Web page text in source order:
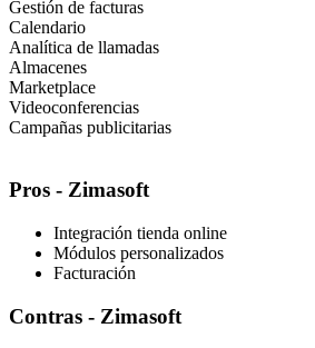
Gestión de facturas
Calendario
Analítica de llamadas
Almacenes
Marketplace
Videoconferencias
Campañas publicitarias
Pros - Zimasoft
Integración tienda online
Módulos personalizados
Facturación
Contras - Zimasoft